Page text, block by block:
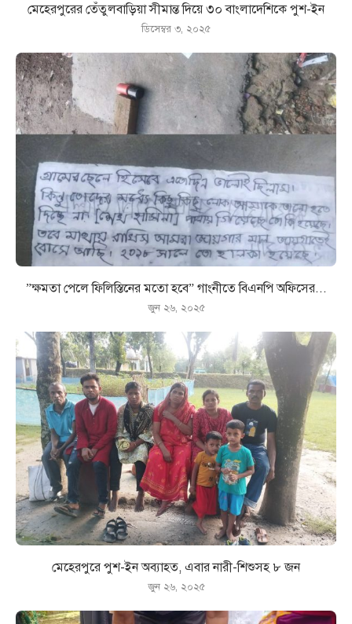
মেহেরপুরের তেঁতুলবাড়িয়া সীমান্ত দিয়ে ৩০ বাংলাদেশিকে পুশ-ইন
ডিসেম্বর ৩, ২০২৫
”ক্ষমতা পেলে ফিলিস্তিনের মতো হবে” গাংনীতে বিএনপি অফিসের...
জুন ২৬, ২০২৫
মেহেরপুরে পুশ-ইন অব্যাহত, এবার নারী-শিশুসহ ৮ জন
জুন ২৬, ২০২৫